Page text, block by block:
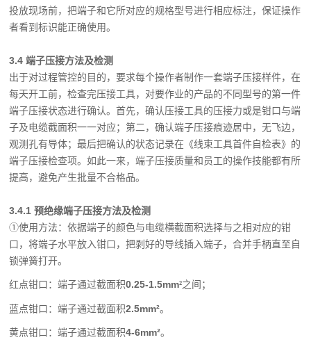
投放现场前，把端子和它所对应的规格型号进行相应标注，保证操作
者看到标识能正确使用。
3.4 端子压接方法及检测
出于对过程管控的目的，要求每个操作者制作一套端子压接样件，在
每天开工前，检查完压接工具，对要作业的产品的不同型号的第一件
端子压接状态进行确认。首先，确认压接工具的压接力或是钳口与端
子及电缆截面积一一对应；第二，确认端子压接痕迹居中，无飞边，
观测孔有导体；最后把确认的状态记录在《线束工具首件自检表》的
端子压接检查项。如此一来，端子压接质量和员工的操作技能都有所
提高，避免产生批量不合格品。
3.4.1 预绝缘端子压接方法及检测
①使用方法：依据端子的颜色与电缆横截面积选择与之相对应的钳
口，将端子水平放入钳口，把剥好的导线插入端子，合并手柄直至自
锁弹簧打开。
红点钳口：端子通过截面积0.25-1.5mm²之间；
蓝点钳口：端子通过截面积2.5mm²。
黄点钳口：端子通过截面积4-6mm²。